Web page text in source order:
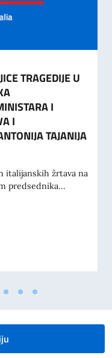
TRAGEDIJE U
I
I
TAJANIJA
italijanskih žrtava na
predsednika...
TRAGEDIJE U MESTU